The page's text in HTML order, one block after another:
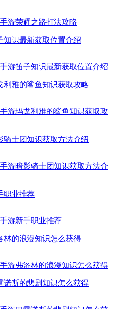
知识最新获取位置介绍
利雅的鲨鱼知识获取攻略
骑士团知识获取方法介绍
职业推荐
林的浪漫知识怎么获得
诺斯的悲剧知识怎么获得